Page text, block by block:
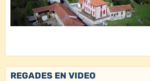
REGADES EN VIDEO